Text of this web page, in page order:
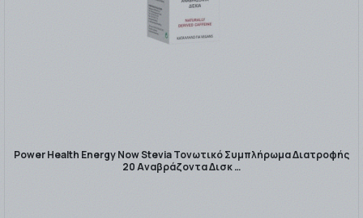
Power Health Energy Now Stevia Τονωτικό Συμπλήρωμα Διατροφής
20 Αναβράζοντα Δισκ …